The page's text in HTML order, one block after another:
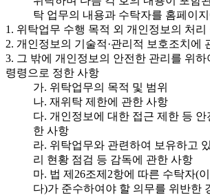
탁 업무의 내용과 수탁자를 홈페이
1. 위탁업무 수행 목적 외 개인정보의 처
2. 개인정보의 기술적·관리적 보호조치에
3. 그 밖에 개인정보의 안전한 관리를 위
령령으로 정한 사항
가. 위탁업무의 목적 및 범위
나. 재위탁 제한에 관한 사항
다. 개인정보에 대한 접근 제한 등
한 사항
라. 위탁업무와 관련하여 보유하고
리 현황 점검 등 감독에 관한 사항
마. 법 제26조제2항에 따른 수탁자(
다)가 준수하여야 할 의무를 위반한